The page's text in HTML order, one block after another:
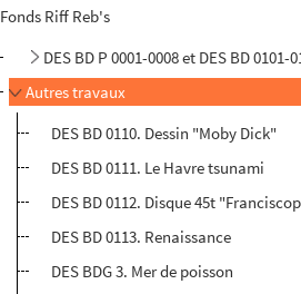
Fonds Riff Reb's
DES BD P 0001-0008 et DES BD
Autres travaux
DES BD 0110. Dessin "Moby Dick"
DES BD 0111. Le Havre tsunami
DES BD 0112. Disque 45t
DES BD 0113. Renaissance
DES BDG 3. Mer de poisson